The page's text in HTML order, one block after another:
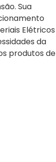
Sua
Elétricos
da
produtos de